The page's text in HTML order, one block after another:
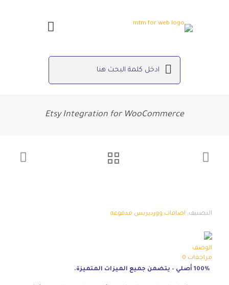
Etsy Integration for WooCommerce
التصنيف: اضافات ووردبريس مدفوعه
الوصف
مراجعات 0
100% أصلي – يتضمن جميع الميزات المتميزة.